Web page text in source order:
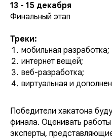
13 - 15 декабря
Финальный этап
Треки:
мобильная разработка;
интернет вещей;
веб-разработка;
виртуальная и
Победители хакатона
финала. Оценивать
эксперты,